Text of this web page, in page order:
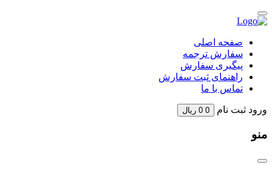
Skip
to
صفحه اصلی
سفارش ترجمه
پیگیری سفارش
راهنمای ثبت سفارش
تماس با ما
ورود ثبت نام 0
0 ریال
منو